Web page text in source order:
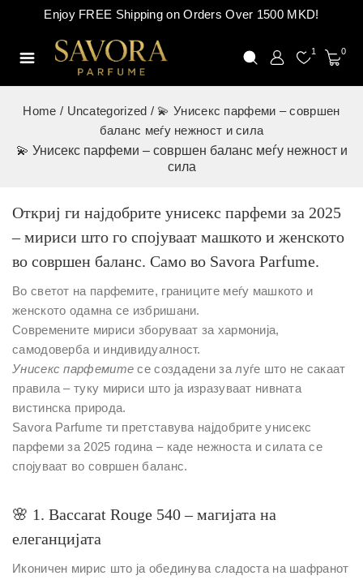
Enjoy FREE Shipping on Orders Over 1500 MKD!
1 0
Home / Uncategorized / 💫 Унисекс парфеми – совршен
баланс меѓу нежност и сила
💫 Унисекс парфеми – совршен баланс меѓу нежност и
сила
Откриј ги најдобрите унисекс парфеми за 2025
– мириси што го спојуваат машкото и женското
во совршен баланс. Само во Savora Parfume.
Во светот на парфемите, границите меѓу машкото и
женското одамна се избришани.
Современите мириси зборуваат за хармонија,
самодоверба и индивидуалност.
Унисекс парфемите се создадени за луѓе што не сакаат
правила – туку мириси што ја изразуваат нивната
вистинска природа.
Savora Parfume ти претставува најдобрите унисекс
парфеми за 2025 година – каде нежноста и силата се
спојуваат во совршен баланс.
🌸 1. Baccarat Rouge 540 – магијата на
елеганцијата
Иконичен мирис што ја обединува сладоста на шафранот